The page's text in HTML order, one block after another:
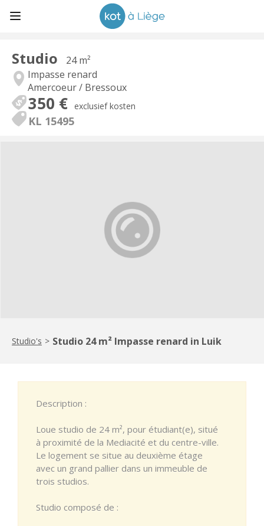
Studio
24 m²
Impasse renard
Amercoeur / Bressoux
350 € exclusief kosten
KL 15495
Studio's > Studio 24 m² Impasse renard in Luik
Description :
Loue studio de 24 m², pour étudiant(e), situé
à proximité de la Mediacité et du centre-ville.
Le logement se situe au deuxième étage
avec un grand pallier dans un immeuble de
trois studios.
Studio composé de :